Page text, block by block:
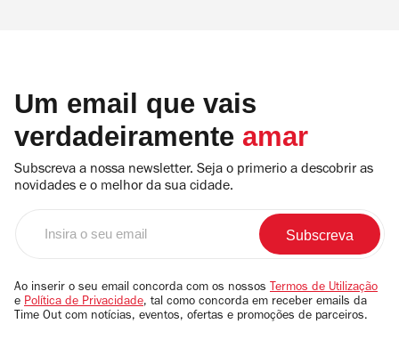
Um email que vais
verdadeiramente amar
Subscreva a nossa newsletter. Seja o primerio a descobrir as
novidades e o melhor da sua cidade.
email
Ao inserir o seu email concorda com os nossos Termos de Utilização
e Política de Privacidade, tal como concorda em receber emails da
Time Out com notícias, eventos, ofertas e promoções de parceiros.